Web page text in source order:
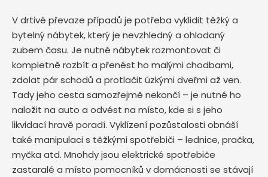
V drtivé převaze případů je potřeba vyklidit těžký a
bytelný nábytek, který je nevzhledný a ohlodaný
zubem času. Je nutné nábytek rozmontovat či
kompletně rozbít a přenést ho malými chodbami,
zdolat pár schodů a protlačit úzkými dveřmi až ven.
Tady jeho cesta samozřejmě nekončí – je nutné ho
naložit na auto a odvést na místo, kde si s jeho
likvidací hravě poradí. Vyklízení pozůstalosti obnáší
také manipulaci s těžkými spotřebiči – lednice, pračka,
myčka atd. Mnohdy jsou elektrické spotřebiče
zastaralé a místo pomocníků v domácnosti se stávají